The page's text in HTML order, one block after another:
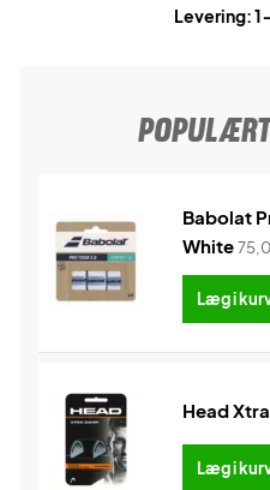
Levering:
Babolat
White
Læg i
Head
Læg i